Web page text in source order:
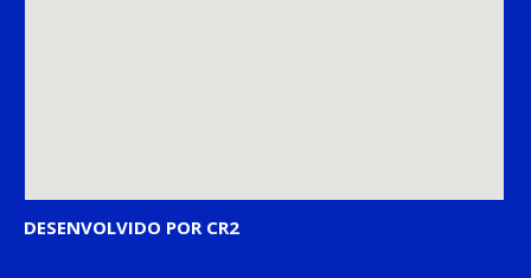
DESENVOLVIDO POR CR2